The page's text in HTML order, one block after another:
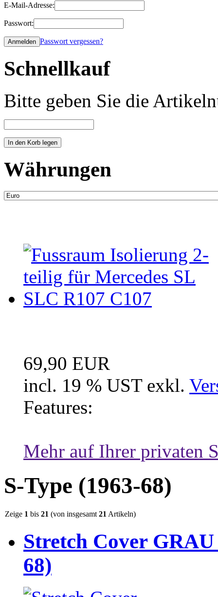
E-Mail-Adresse:
Passwort:
Passwort vergessen?
Schnellkauf
Bitte geben Sie die
Währungen
69,90 EUR
incl. 19 % UST exkl.
Features:
Mehr auf Ihrer privaten
S-Type (1963-68)
Zeige 1 bis 21 (von insgesamt21Artikeln)
Stretch Cover
68)